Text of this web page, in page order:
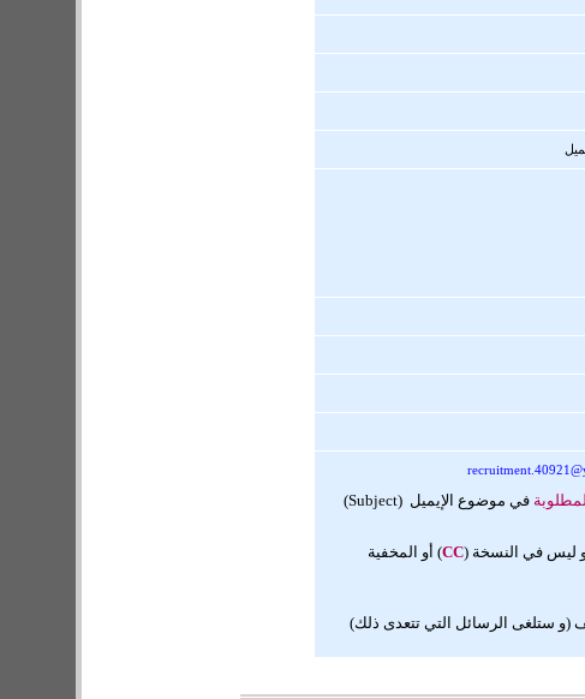
في موضوع الإيميل (Subject)
ليس في النسخة (CC) أو المخفية
ستلغى الرسائل التي تتعدى ذلك)